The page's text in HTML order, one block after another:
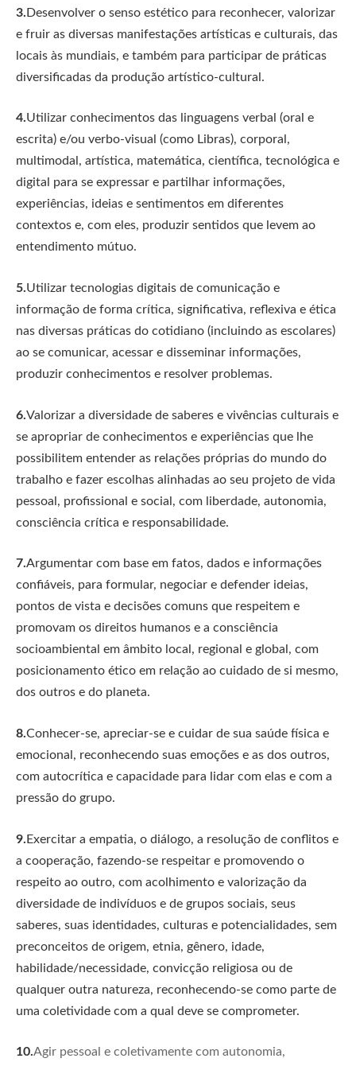
3. Desenvolver o senso estético para reconhecer, valorizar
e fruir as diversas manifestações artísticas e culturais, das
locais às mundiais, e também para participar de práticas
diversificadas da produção artístico-cultural.
4.Utilizar conhecimentos das linguagens verbal (oral e
escrita) e/ou verbo-visual (como Libras), corporal,
multimodal, artística, matemática, científica, tecnológica e
digital para se expressar e partilhar informações,
experiências, ideias e sentimentos em diferentes
contextos e, com eles, produzir sentidos que levem ao
entendimento mútuo.
5.Utilizar tecnologias digitais de comunicação e
informação de forma crítica, significativa, reflexiva e ética
nas diversas práticas do cotidiano (incluindo as escolares)
ao se comunicar, acessar e disseminar informações,
produzir conhecimentos e resolver problemas.
6.Valorizar a diversidade de saberes e vivências culturais e
se apropriar de conhecimentos e experiências que lhe
possibilitem entender as relações próprias do mundo do
trabalho e fazer escolhas alinhadas ao seu projeto de vida
pessoal, profissional e social, com liberdade, autonomia,
consciência crítica e responsabilidade.
7.Argumentar com base em fatos, dados e informações
confiáveis, para formular, negociar e defender ideias,
pontos de vista e decisões comuns que respeitem e
promovam os direitos humanos e a consciência
socioambiental em âmbito local, regional e global, com
posicionamento ético em relação ao cuidado de si mesmo,
dos outros e do planeta.
8.Conhecer-se, apreciar-se e cuidar de sua saúde física e
emocional, reconhecendo suas emoções e as dos outros,
com autocrítica e capacidade para lidar com elas e com a
pressão do grupo.
9.Exercitar a empatia, o diálogo, a resolução de conflitos e
a cooperação, fazendo-se respeitar e promovendo o
respeito ao outro, com acolhimento e valorização da
diversidade de indivíduos e de grupos sociais, seus
saberes, suas identidades, culturas e potencialidades, sem
preconceitos de origem, etnia, gênero, idade,
habilidade/necessidade, convicção religiosa ou de
qualquer outra natureza, reconhecendo-se como parte de
uma coletividade com a qual deve se comprometer.
10.Agir pessoal e coletivamente com autonomia,